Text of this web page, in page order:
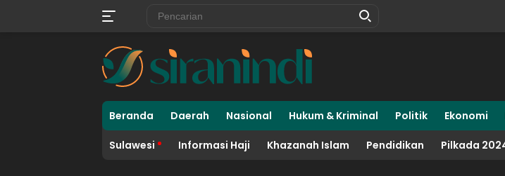
Beranda Daerah Nasional Hukum & Kriminal Politik Ekonomi
Sulawesi Informasi Haji Khazanah Islam Pendidikan Pilkada